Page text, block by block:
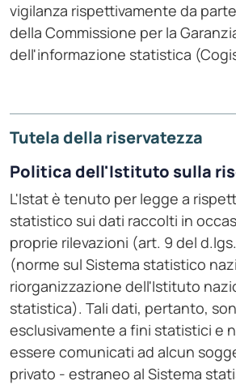
vigilanza rispettivamente da
della Commissione per la
dell'informazione statistica
Tutela della riservatezza
Politica dell'Istituto sulla
L'Istat è tenuto per legge a
statistico sui dati raccolti in
proprie rilevazioni (art. 9 del
(norme sul Sistema statistico
riorganizzazione dell'Istituto
statistica). Tali dati, pertanto,
esclusivamente a fini statistici e
essere comunicati ad alcun
privato - estraneo al Sistema